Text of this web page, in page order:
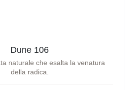
Dune 106
naturale che esalta la venatura
della radica.